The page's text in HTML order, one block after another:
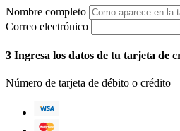
Nombre completo
Correo electrónico
3 Ingresa los datos de tu tarjeta de
Número de tarjeta de débito o crédito